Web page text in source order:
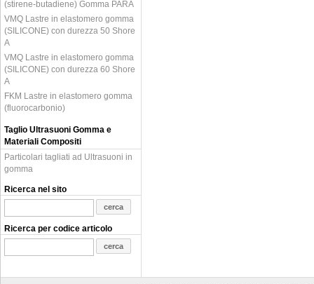
(stirene-butadiene) Gomma PARA
VMQ Lastre in elastomero gomma
(SILICONE) con durezza 50 Shore
A
VMQ Lastre in elastomero gomma
(SILICONE) con durezza 60 Shore
A
FKM Lastre in elastomero gomma
(fluorocarbonio)
Taglio Ultrasuoni Gomma e
Materiali Compositi
Particolari tagliati ad Ultrasuoni in
gomma
Ricerca nel sito
Ricerca per codice articolo